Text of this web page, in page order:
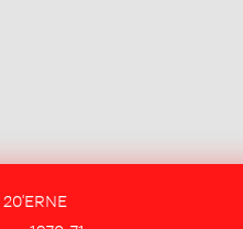
20'ERNE